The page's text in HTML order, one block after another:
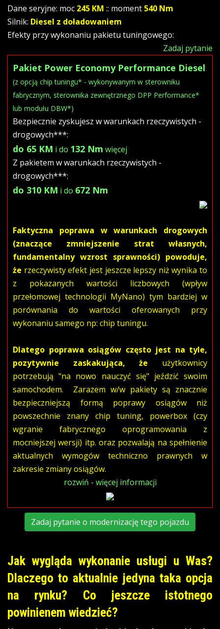
Dane seryjne: moc 245 KM :: moment 540 Nm
Silnik: Diesel z doładowaniem
Efekty przy wykonaniu pakietu tuningowego:
Zadaj pytanie
Pakiet Power Economy Performance Diesel
(z opcją chip tuningu* - wykonywanym w sterowniku
fabrycznym, sterownika zewnętrznego DPP Performance*
lub modułu DBW*)
Bezpiecznie zyskujesz w warunkach rzeczywistych -
drogowych***:
do 65 KM i do 132 Nm więcej
Z pakietem w warunkach rzeczywistych -
drogowych***:
do 310 KM i do 672 Nm
Faktyczna poprawa w warunkach drogowych
(znaczące zmniejszenie strat własnych,
fundamentalny wzrost sprawności) powoduje,
że rzeczywisty efekt jest jeszcze lepszy niż wynika to
z pokazanych wartości liczbowych (wpływ
przełomowej technologii MyNano) tym bardziej w
porównania do wartości oferowanych przy
wykonaniu samego np: chip tuningu.
Dlatego poprawa osiągów często jest na tyle,
pozytywnie zaskakująca, że użytkownicy
potrzebują "na nowo nauczyć się" jeździć swoim
samochodem. Zarazem w/w pakiety są znacznie
bezpieczniejszą formą poprawy osiągów niż
powszechnie znany chip tuning, powerbox (czy
wgranie fabrycznego oprogramowania z
mocniejszej wersji) itp. oraz pozwalają na spełnienie
aktualnych wymogów techniczno prawnych w
zakresie zmiany osiągów.
rozwiń - więcej informacji
Zadaj pytanie o modernizację tego pojazdu
Jak wygląda wykonanie usługi u Was?
Dlaczego to aktualnie jedyna taka opcja
na rynku? Co jeszcze istotnego
powinienem wiedzieć?